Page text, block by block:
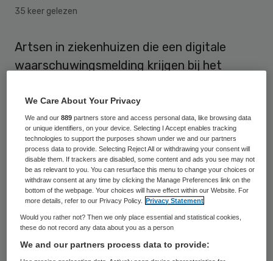
35 keer gelezen
Artsen in ziekenhuizen die een digitale
waarschuwingsmelding krijgen bij het
melding vaak weg. Hierdoor zien ze
belangrijke waarschuwingen soms over het
hoofd. Dit concludeert Heleen van der Sijs,
ziekenhuisapotheker van het Erasmus MC,
in haar promotieonderzoek dat woensdag
verschijnt.
Medicijn voorschrijven kan
veiliger
We Care About Your Privacy
We and our889 partners store and access personal data, like browsing data
or unique identifiers, on your device. Selecting I Accept enables tracking
technologies to support the purposes shown under we and our partners
process data to provide. Selecting Reject All or withdrawing your consent will
disable them. If trackers are disabled, some content and ads you see may not
be as relevant to you. You can resurface this menu to change your choices or
withdraw consent at any time by clicking the Manage Preferences link on the
bottom of the webpage. Your choices will have effect within our Website. For
more details, refer to our Privacy Policy.
Privacy Statement
Would you rather not? Then we only place essential and statistical cookies,
these do not record any data about you as a person
We and our partners process data to provide: